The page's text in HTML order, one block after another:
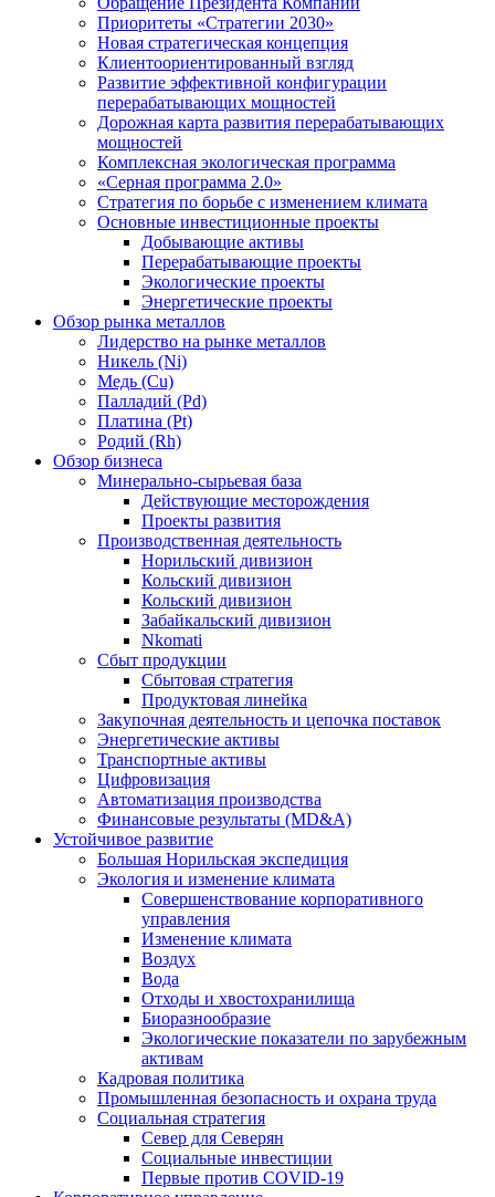
Приоритеты «Стратегии 2030»
Новая стратегическая концепция
Клиентоориентированный взгляд
Развитие эффективной конфигурации
перерабатывающих мощностей
Дорожная карта развития перерабатывающих
мощностей
Комплексная экологическая программа
«Серная программа 2.0»
Стратегия по борьбе с изменением климата
Основные инвестиционные проекты
Добывающие активы
Перерабатывающие проекты
Экологические проекты
Энергетические проекты
Обзор рынка металлов
Лидерство на рынке металлов
Никель (Ni)
Медь (Cu)
Палладий (Pd)
Платина (Pt)
Родий (Rh)
Обзор бизнеса
Минерально-сырьевая база
Действующие месторождения
Проекты развития
Производственная деятельность
Норильский дивизион
Кольский дивизион
Кольский дивизион
Забайкальский дивизион
Nkomati
Сбыт продукции
Сбытовая стратегия
Продуктовая линейка
Закупочная деятельность и цепочка поставок
Энергетические активы
Транспортные активы
Цифровизация
Автоматизация производства
Финансовые результаты (MD&A)
Устойчивое развитие
Большая Норильская экспедиция
Экология и изменение климата
Совершенствование корпоративного
управления
Изменение климата
Воздух
Вода
Отходы и хвостохранилища
Биоразнообразие
Экологические показатели по зарубежным
активам
Кадровая политика
Промышленная безопасность и охрана труда
Социальная стратегия
Север для Северян
Социальные инвестиции
Первые против COVID‑19